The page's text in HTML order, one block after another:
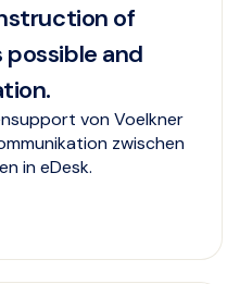
of
possible and
von Voelkner
zwischen
in eDesk.